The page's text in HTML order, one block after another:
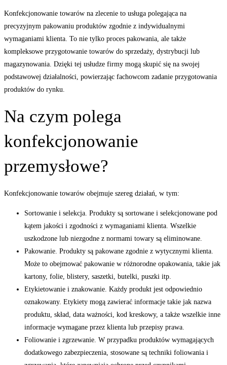
Konfekcjonowanie towarów na zlecenie to usługa polegająca na
precyzyjnym pakowaniu produktów zgodnie z indywidualnymi
wymaganiami klienta. To nie tylko proces pakowania, ale także
kompleksowe przygotowanie towarów do sprzedaży, dystrybucji lub
magazynowania. Dzięki tej usłudze firmy mogą skupić się na swojej
podstawowej działalności, powierzając fachowcom zadanie przygotowania
produktów do rynku.
Na czym polega
konfekcjonowanie
przemysłowe?
Konfekcjonowanie towarów obejmuje szereg działań, w tym:
Sortowanie i selekcja. Produkty są sortowane i selekcjonowane pod
kątem jakości i zgodności z wymaganiami klienta. Wszelkie
uszkodzone lub niezgodne z normami towary są eliminowane.
Pakowanie. Produkty są pakowane zgodnie z wytycznymi klienta.
Może to obejmować pakowanie w różnorodne opakowania, takie jak
kartony, folie, blistery, saszetki, butelki, puszki itp.
Etykietowanie i znakowanie. Każdy produkt jest odpowiednio
oznakowany. Etykiety mogą zawierać informacje takie jak nazwa
produktu, skład, data ważności, kod kreskowy, a także wszelkie inne
informacje wymagane przez klienta lub przepisy prawa.
Foliowanie i zgrzewanie. W przypadku produktów wymagających
dodatkowego zabezpieczenia, stosowane są techniki foliowania i